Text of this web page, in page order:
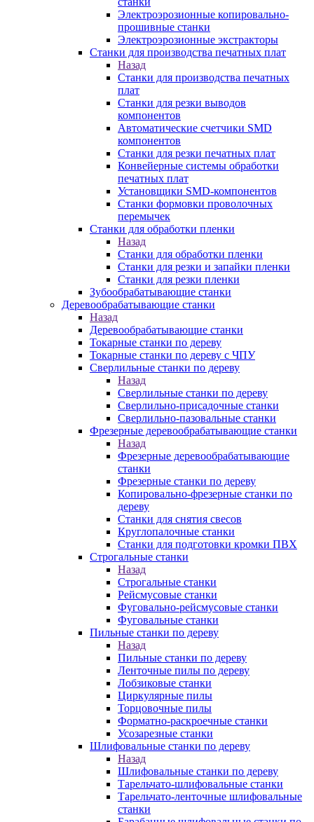
Электроэрозионные копировально-
прошивные станки
Электроэрозионные экстракторы
Станки для производства печатных плат
Назад
Станки для производства печатных
плат
Станки для резки выводов
компонентов
Автоматические счетчики SMD
компонентов
Станки для резки печатных плат
Конвейерные системы обработки
печатных плат
Установщики SMD-компонентов
Станки формовки проволочных
перемычек
Станки для обработки пленки
Назад
Станки для обработки пленки
Станки для резки и запайки пленки
Станки для резки пленки
Зубообрабатывающие станки
Деревообрабатывающие станки
Назад
Деревообрабатывающие станки
Токарные станки по дереву
Токарные станки по дереву с ЧПУ
Сверлильные станки по дереву
Назад
Сверлильные станки по дереву
Сверлильно-присадочные станки
Сверлильно-пазовальные станки
Фрезерные деревообрабатывающие станки
Назад
Фрезерные деревообрабатывающие
станки
Фрезерные станки по дереву
Копировально-фрезерные станки по
дереву
Станки для снятия свесов
Круглопалочные станки
Станки для подготовки кромки ПВХ
Строгальные станки
Назад
Строгальные станки
Рейсмусовые станки
Фуговально-рейсмусовые станки
Фуговальные станки
Пильные станки по дереву
Назад
Пильные станки по дереву
Ленточные пилы по дереву
Лобзиковые станки
Циркулярные пилы
Торцовочные пилы
Форматно-раскроечные станки
Усозарезные станки
Шлифовальные станки по дереву
Назад
Шлифовальные станки по дереву
Тарельчато-шлифовальные станки
Тарельчато-ленточные шлифовальные
станки